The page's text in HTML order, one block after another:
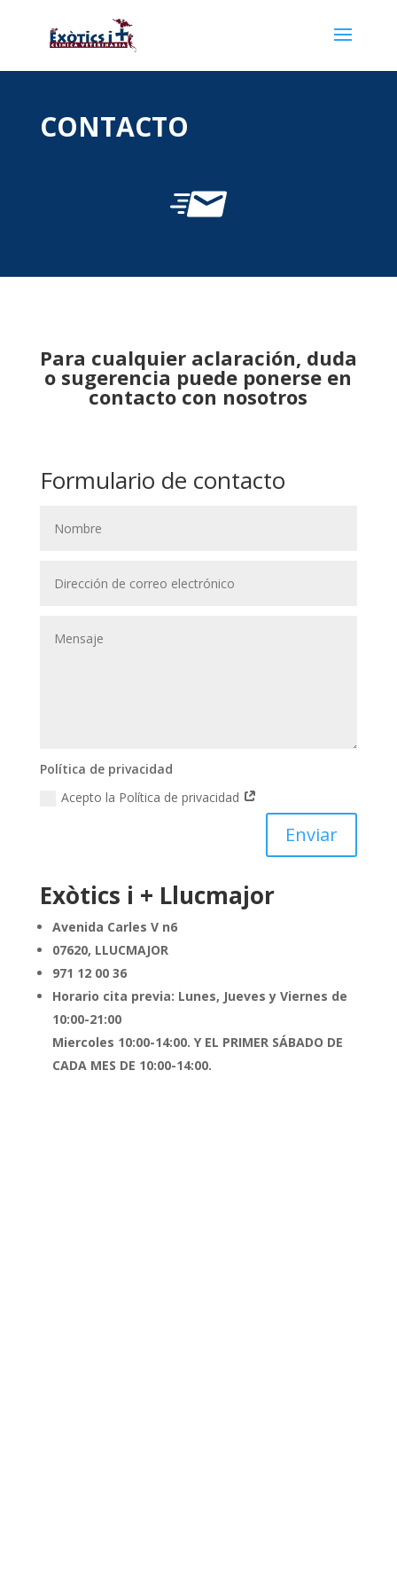
CONTACTO
Para cualquier aclaración, duda
o sugerencia puede ponerse en
contacto con nosotros
Formulario de contacto
Política de privacidad
Acepto la Política de privacidad
Enviar
Exòtics i + Llucmajor
Avenida Carles V n6
07620, LLUCMAJOR
971 12 00 36
Horario cita previa: Lunes, Jueves y Viernes de
10:00-21:00
Miercoles 10:00-14:00. Y EL PRIMER SÁBADO DE
CADA MES DE 10:00-14:00.